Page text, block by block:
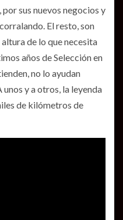
sus nuevos negocios y
El resto, son
de lo que necesita
años de Selección en
no lo ayudan
y a otros, la leyenda
de kilómetros de